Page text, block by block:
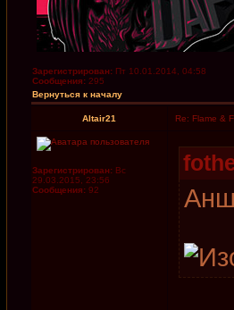
Зарегистрирован: Пт 10.01.2014, 04:58
Сообщения: 295
Вернуться к началу
Altair21 Re: Flame &
Зарегистрирован: Вс
29.03.2015, 23:56
Сообщения: 92